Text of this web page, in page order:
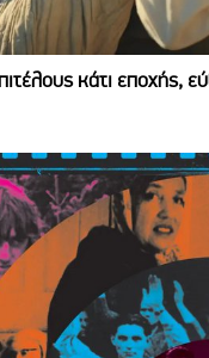
κάτι εποχής,